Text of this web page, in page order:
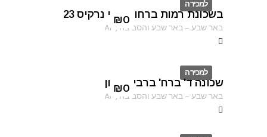
למכירה
ID
₪0
בשכונת רמות ברחוב עוזי נרקיס 23
באר שבע–באר שבע והסביבה ,
AF
למכירה
ID
₪0
שכונה ד' ברח' ברבי טרפון
באר שבע–באר שבע והסביבה ,
AF